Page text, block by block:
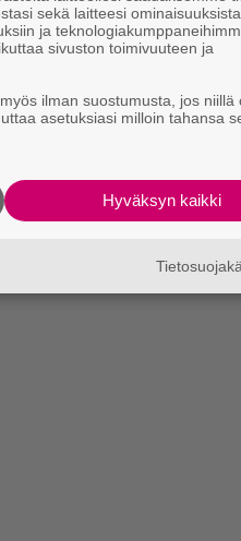
sekä laitteesi
ja
sivuston toimivuuteen ja
ilman suostumusta, jos niillä
asetuksiasi milloin tahansa
Hyväksyn kaikki